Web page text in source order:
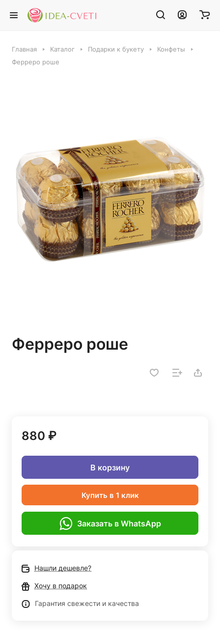
Главная Каталог Подарки к букету
Конфеты
Ферреро роше
Ферреро роше
880 ₽
В корзину
Купить в 1 клик
Заказать в WhatsApp
Нашли дешевле?
Хочу в подарок
Гарантия свежести и качества